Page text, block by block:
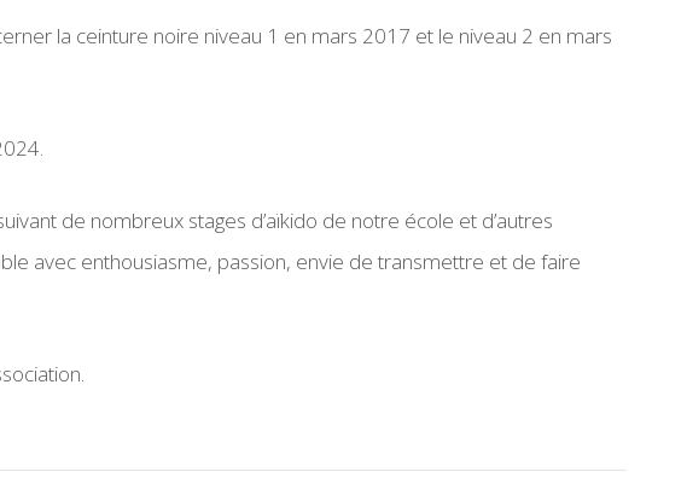
la ceinture noire niveau 1 en mars 2017 et le niveau 2 en mars
de nombreux stages d’aïkido de notre école et d’autres
avec enthousiasme, passion, envie de transmettre et de faire